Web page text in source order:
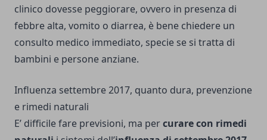
clinico dovesse peggiorare, ovvero in presenza di
febbre alta, vomito o diarrea, è bene chiedere un
consulto medico immediato, specie se si tratta di
bambini e persone anziane.
Influenza settembre 2017, quanto dura, prevenzione
e rimedi naturali
E’ difficile fare previsioni, ma percurare con rimedi